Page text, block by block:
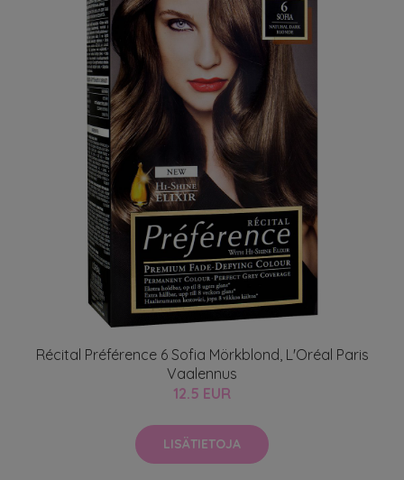
Récital Préférence 6 Sofia Mörkblond, L'Oréal Paris
Vaalennus
12.5 EUR
LISÄTIETOJA